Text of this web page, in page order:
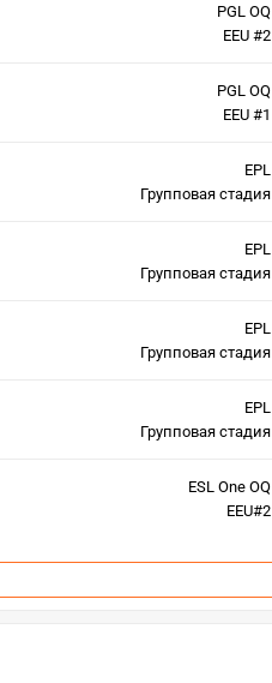
PGL OQ
EEU #2
PGL OQ
EEU #1
EPL
Групповая стадия
EPL
Групповая стадия
EPL
Групповая стадия
EPL
Групповая стадия
ESL One OQ
EEU#2